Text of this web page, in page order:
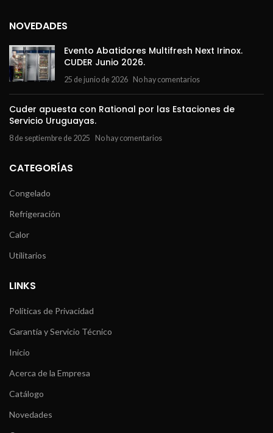
NOVEDADES
Evento Abatidores Multifresh Next Irinox.
CUDER Junio 2026.
25 de junio de 2026 No hay comentarios
Cuder apuesta con Rational por las Estaciones de
Servicio Uruguayas.
8 de septiembre de 2025 No hay comentarios
CATEGORÍAS
Congelado
Refrigeración
Calor
Utilitarios
LINKS
Políticas de Privacidad
Garantía y Servicio Técnico
Inicio
Acerca de la Empresa
Catálogo
Novedades